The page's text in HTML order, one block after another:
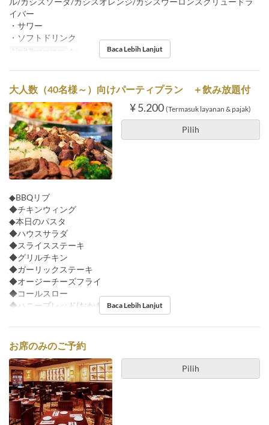
イバー
・サワー
・ソフトドリンク
Limit Pemesanan 4 ~ Baca Lebih Lanjut
大人数（40名様～）向けパーティプラン ＋飲み放題付
¥ 5.200 (Termasuk layanan & pajak)
Pilih
◆BBQリブ
◆チキンウィング
◆本日のパスタ
◆ハウスサラダ
◆スライスステーキ
◆グリルチキン
◆ガーリックステーキ
◆オージーチーズフライ
◆コールスロー
◆ハニーブレッド(おかわり自由)Baca Lebih Lanjut
お席のみのご予約
Pilih